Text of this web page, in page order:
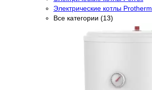
Электрические котлы Protherm
Все категории (13)